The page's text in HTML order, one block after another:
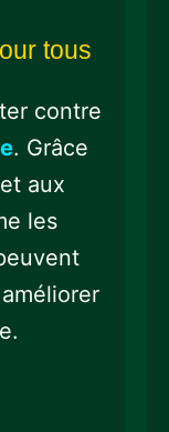
tous
contre
. Grâce
aux
les